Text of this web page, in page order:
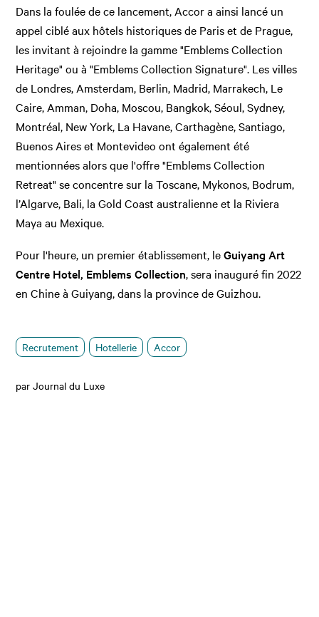
Dans la foulée de ce lancement, Accor a ainsi lancé un
appel ciblé aux hôtels historiques de Paris et de Prague,
les invitant à rejoindre la gamme "Emblems Collection
Heritage" ou à "Emblems Collection Signature". Les villes
de Londres, Amsterdam, Berlin, Madrid, Marrakech, Le
Caire, Amman, Doha, Moscou, Bangkok, Séoul, Sydney,
Montréal, New York, La Havane, Carthagène, Santiago,
Buenos Aires et Montevideo ont également été
mentionnées alors que l'offre "Emblems Collection
Retreat" se concentre sur la Toscane, Mykonos, Bodrum,
l’Algarve, Bali, la Gold Coast australienne et la Riviera
Maya au Mexique.
Pour l'heure, un premier établissement, leGuiyang Art
Centre Hotel, Emblems Collection, sera inauguré fin 2022
en Chine à Guiyang, dans la province de Guizhou.
Recrutement Hotellerie Accor
par Journal du Luxe